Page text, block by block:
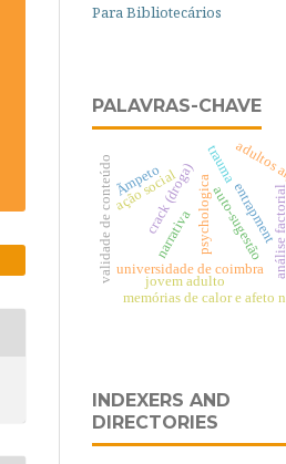
Para Bibliotecários
PALAVRAS-CHAVE
auto-sugestão
universidade de coimbra
psychologica análise
narrativa entrapment
crack (droga)
validade de conteúdo adultos
memórias de calor e afeto
ação social
jovem adulto
trauma
Ãmpeto
INDEXERS AND
DIRECTORIES